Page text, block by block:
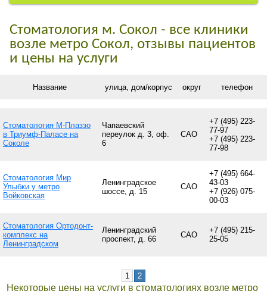
Стоматология м. Сокол - все клиники
возле метро Сокол, отзывы пациентов
и цены на услуги
Название улица, дом/корпус округ телефон
Стоматология М-Плаззо
в Триумф-Паласе на
Соколе
Чапаевский
переулок д. 3, оф.
6
САО
+7 (495) 223-
77-97
+7 (495) 223-
77-98
Стоматология Мир
Улыбки у метро
Войковская
Ленинградское
шоссе, д. 15
САО
+7 (495) 664-
43-03
+7 (926) 075-
00-03
Стоматология Ортодонт-
комплекс на
Ленинградском
Ленинградский
проспект, д. 66
САО
+7 (495) 215-
25-05
1 2
Некоторые цены на услуги в стоматологиях возле метро